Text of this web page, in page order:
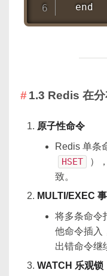
  end
1.3 Redis 在
原子性命令
Redis 单条
HSET
）
致。
MULTI/EXEC
将多条命令
他命令插入
出错命令继
WATCH 乐观锁